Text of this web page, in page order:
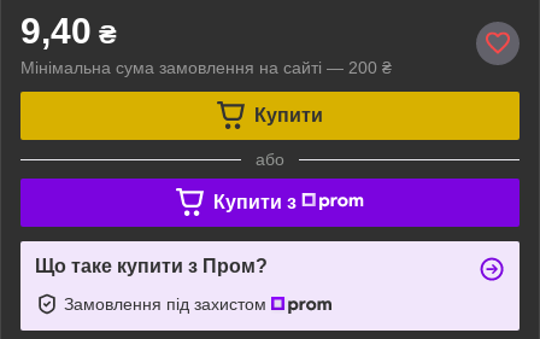
9,40 ₴
Мінімальна сума замовлення на сайті — 200 ₴
Купити
або
Купити з
Що таке купити з Пром?
Замовлення під захистом